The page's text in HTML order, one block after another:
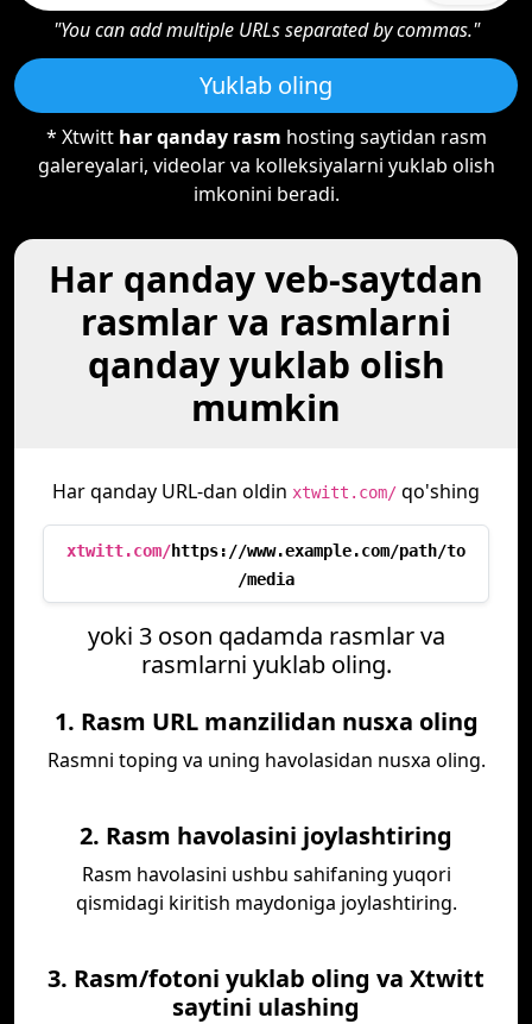
"You can add multiple URLs separated by commas."
Yuklab oling
* Xtwitt har qanday rasm hosting saytidan rasm
galereyalari, videolar va kolleksiyalarni yuklab olish
imkonini beradi.
Har qanday veb-saytdan
rasmlar va rasmlarni
qanday yuklab olish
mumkin
Har qanday URL-dan oldin xtwitt.com/ qo'shing
xtwitt.com/https://www.example.com/path/to
/media
yoki 3 oson qadamda rasmlar va
rasmlarni yuklab oling.
1. Rasm URL manzilidan nusxa oling
Rasmni toping va uning havolasidan nusxa oling.
2. Rasm havolasini joylashtiring
Rasm havolasini ushbu sahifaning yuqori
qismidagi kiritish maydoniga joylashtiring.
3. Rasm/fotoni yuklab oling va Xtwitt
saytini ulashing